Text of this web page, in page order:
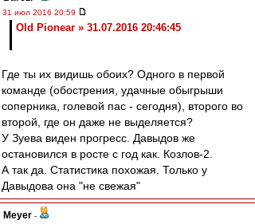
31 июл 2016 20:59
Old Pionear » 31.07.2016 20:46:45
Где ты их видишь обоих? Одного в первой
команде (обострения, удачные обыгрыши
соперника, голевой пас - сегодня), второго во
второй, где он даже не выделяется?
У Зуева виден прогресс. Давыдов же
остановился в росте с год как. Козлов-2.
А так да. Статистика похожая. Только у
Давыдова она "не свежая"
Meyer -